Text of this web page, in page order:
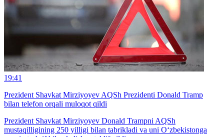
19:41
Prezident Shavkat Mirziyoyev AQSh Prezidenti Donald Tramp
bilan telefon orqali muloqot qildi
Prezident Shavkat Mirziyoyev Donald Trampni AQSh
mustaqilligining 250 yilligi bilan tabrikladi va uni O‘zbekistonga